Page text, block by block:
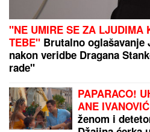
"NE UMIRE SE ZA LJUDIMA
TEBE" Brutalno oglašavanje
nakon veridbe Dragana
rade"
PAPARACO!
ANE
ženom i